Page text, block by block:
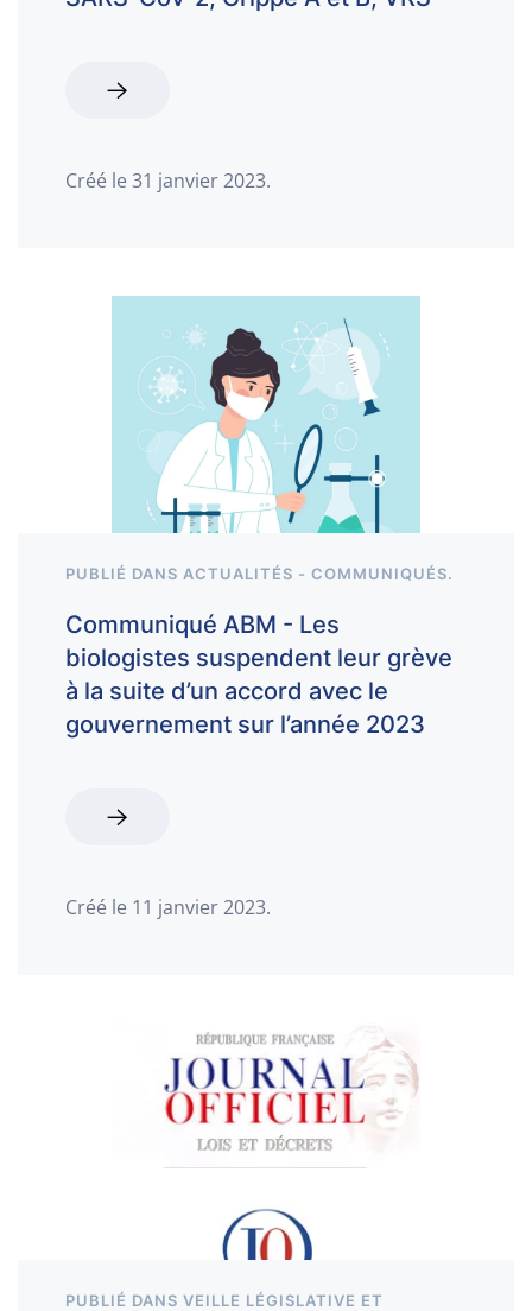
Créé le 31 janvier 2023.
PUBLIÉ DANS ACTUALITÉS - COMMUNIQUÉS.
Communiqué ABM - Les
biologistes suspendent leur grève
à la suite d’un accord avec le
gouvernement sur l’année 2023
Créé le 11 janvier 2023.
PUBLIÉ DANS VEILLE LÉGISLATIVE ET